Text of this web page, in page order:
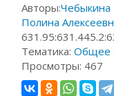
Авторы:Чебыкина
Полина
Тематика:Общее
Просмотры: 467